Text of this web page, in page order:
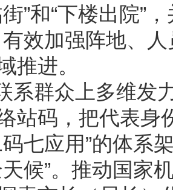
”和“下楼出院”
效加强阵地、
推进。
系群众上多维发
站码，把代表身
七应用”的体系
天候”。推动国家